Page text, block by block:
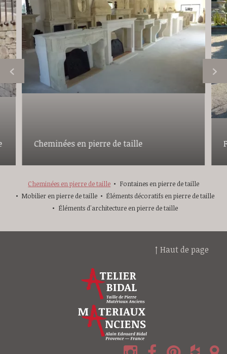
Cheminées en pierre de taille
Cheminées en pierre de taille
Fontaines en pierre de taille
Mobilier en pierre de taille
Éléments décoratifs en pierre de taille
Éléments d'architecture en pierre de taille
↑ Haut de page